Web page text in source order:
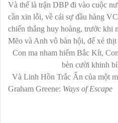
Và thế là trận DBP đi vào cuộc
cần xin lỗi, về cái sự đầu hàng
chiến thắng huy hoàng, trước khi
Mẽo và Anh vô bàn hội, để xẻ
Con ma nham hiểm Bắc Kít,
bèn cười khinh
Và Linh Hồn Trắc Ẩn của một
Graham Greene: Ways of Escape